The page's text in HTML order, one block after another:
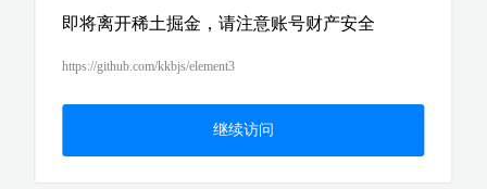
即将离开稀土掘金，请注意账号财产安全
https://github.com/kkbjs/element3
继续访问